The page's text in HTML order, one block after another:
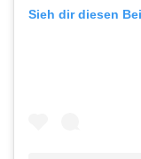
Sieh dir diesen